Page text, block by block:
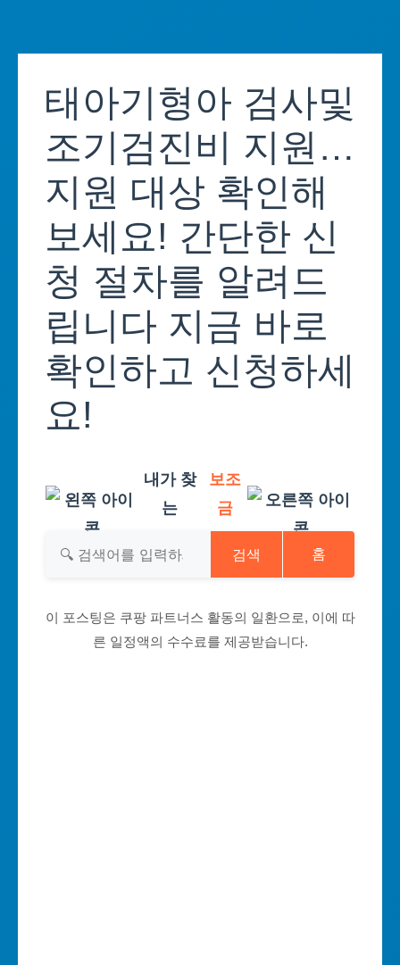
content태아기형아 검사및
조기검진비 지원…
지원 대상 확인해
보세요! 간단한 신
청 절차를 알려드
립니다 지금 바로
확인하고 신청하세
요!
내가 찾
는
보조
금
검색 홈
이 포스팅은 쿠팡 파트너스 활동의 일환으로, 이에 따
른 일정액의 수수료를 제공받습니다.